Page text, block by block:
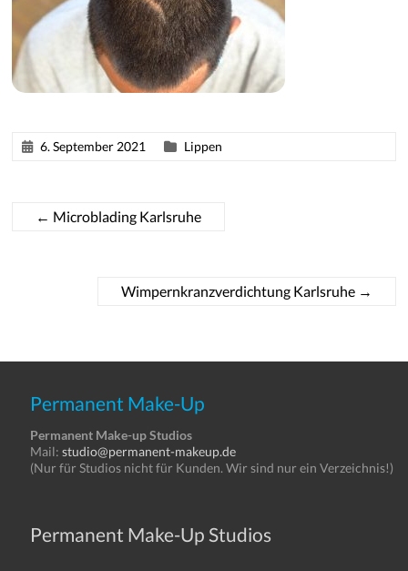
6. September 2021 Lippen
← Microblading Karlsruhe
Wimpernkranzverdichtung Karlsruhe →
Permanent Make-Up
Permanent Make-up Studios
Mail:studio@permanent-makeup.de
(Nur für Studios nicht für Kunden. Wir sind nur ein Verzeichnis!)
Permanent Make-Up Studios